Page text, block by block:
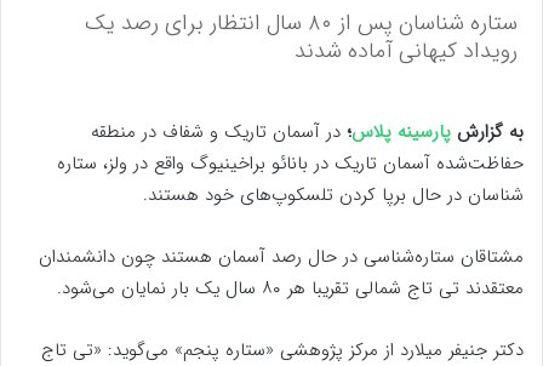
ستاره شناسان پس از ۸۰ سال انتظار برای رصد یک
رویداد کیهانی آماده شدند
به گزارش پارسینه پلاس؛ در آسمان تاریک و شفاف در منطقه
حفاظت‌شده آسمان تاریک در بانائو براخینیوگ واقع در ولز، ستاره
شناسان در حال برپا کردن تلسکوپ‌های خود هستند.
مشتاقان ستاره‌شناسی در حال رصد آسمان هستند چون دانشمندان
معتقدند تی تاج شمالی تقریبا هر ۸۰ سال یک بار نمایان می‌شود.
دکتر جنیفر میلارد از مرکز پژوهشی «ستاره پنجم» می‌گوید: «تی تاج